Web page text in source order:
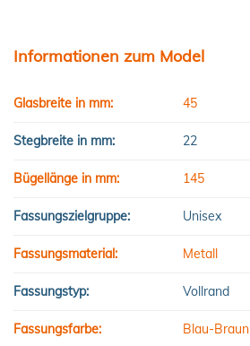
Informationen zum Model
Glasbreite in mm: 45
Stegbreite in mm: 22
Bügellänge in mm: 145
Fassungszielgruppe: Unisex
Fassungsmaterial: Metall
Fassungstyp: Vollrand
Fassungsfarbe: Blau-Braun